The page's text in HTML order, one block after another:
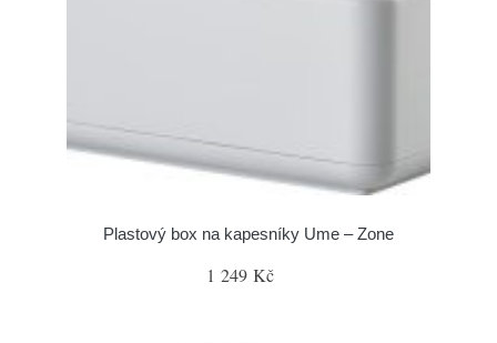
Plastový box na kapesníky Ume – Zone
1 249 Kč